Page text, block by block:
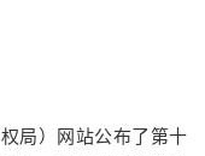
局）网站公布了第十